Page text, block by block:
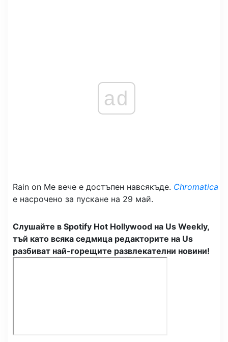
ad
Rain on Me вече е достъпен навсякъде. Chromatica
е насрочено за пускане на 29 май.
Слушайте в Spotify Hot Hollywood на Us Weekly,
тъй като всяка седмица редакторите на Us
разбиват най-горещите развлекателни новини!